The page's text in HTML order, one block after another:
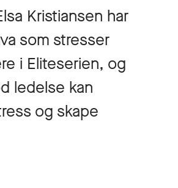
Kristiansen har
som stresser
i Eliteserien, og
ledelse kan
og skape